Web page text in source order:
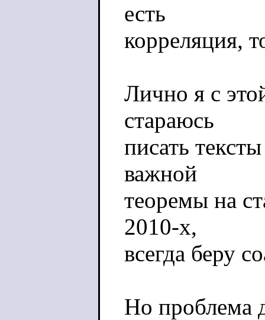
есть
корреляция,
Лично я с
стараюсь
писать
важной
теоремы на
2010-х,
всегда беру
Но проблема